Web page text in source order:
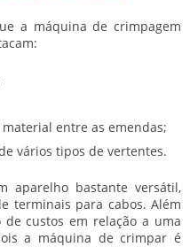
a máquina de crimpagem
entre as emendas;
vários tipos de vertentes.
aparelho bastante versátil,
terminais para cabos. Além
custos em relação a uma
a máquina de crimpar é